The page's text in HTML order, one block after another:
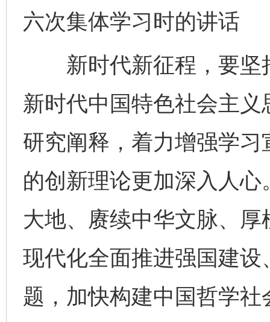
六次集体学习时的讲话
新时代新征程，要坚
新时代中国特色社会主
研究阐释，着力增强学
的创新理论更加深入人心
大地、赓续中华文脉、
现代化全面推进强国建
题，加快构建中国哲学